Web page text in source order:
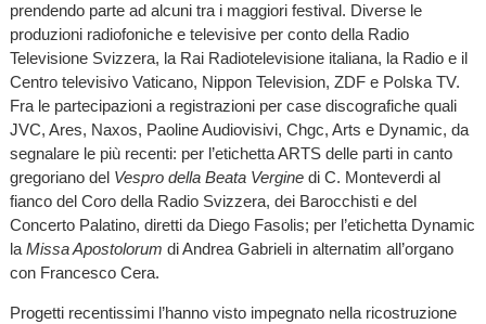
prendendo parte ad alcuni tra i maggiori festival. Diverse le
produzioni radiofoniche e televisive per conto della Radio
Televisione Svizzera, la Rai Radiotelevisione italiana, la Radio e il
Centro televisivo Vaticano, Nippon Television, ZDF e Polska TV.
Fra le partecipazioni a registrazioni per case discografiche quali
JVC, Ares, Naxos, Paoline Audiovisivi, Chgc, Arts e Dynamic, da
segnalare le più recenti: per l’etichetta ARTS delle parti in canto
gregoriano del Vespro della Beata Vergine di C. Monteverdi al
fianco del Coro della Radio Svizzera, dei Barocchisti e del
Concerto Palatino, diretti da Diego Fasolis; per l’etichetta Dynamic
la Missa Apostolorum di Andrea Gabrieli in alternatim all’organo
con Francesco Cera.
Progetti recentissimi l’hanno visto impegnato nella ricostruzione